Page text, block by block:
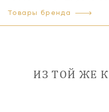
Товары бренда
ИЗ ТОЙ ЖЕ